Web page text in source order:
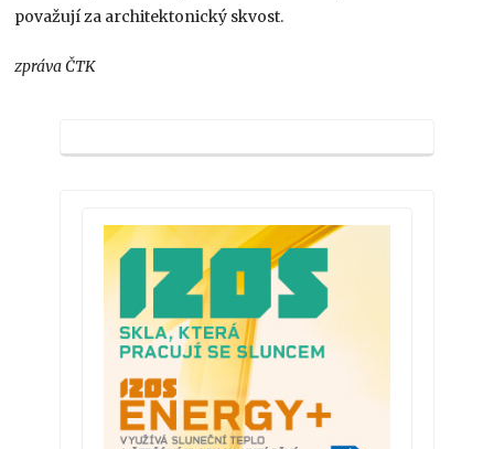
považují za architektonický skvost.
zpráva ČTK